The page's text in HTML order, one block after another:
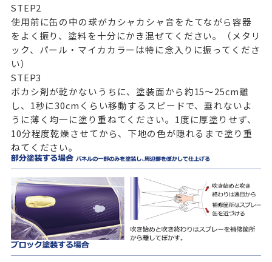
STEP2
使用前に缶の中の球がカシャカシャ音をたてながら容器
をよく振り、塗料を十分にかき混ぜてください。（メタリ
ック、パール・マイカカラーは特に念入りに振ってくださ
い）
STEP3
ボカシ剤が乾かないうちに、塗装面から約15～25cm離
し、1秒に30cmくらい移動するスピードで、垂れないよ
うに薄く均一に塗り重ねてください。1度に厚塗りせず、
10分程度乾燥させてから、下地の色が隠れるまで塗り重
ねてください。